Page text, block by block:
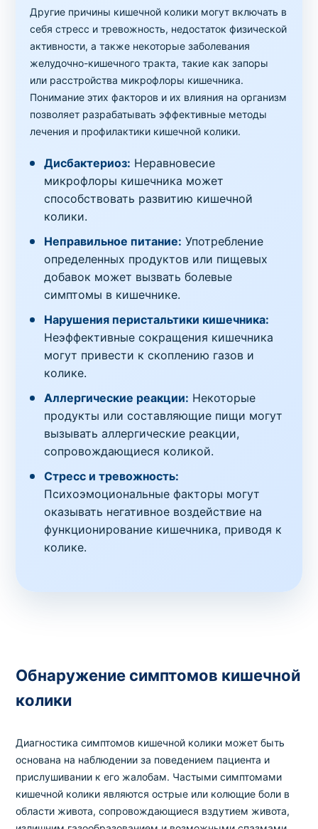
Другие причины кишечной колики могут включать в
себя стресс и тревожность, недостаток физической
активности, а также некоторые заболевания
желудочно-кишечного тракта, такие как запоры
или расстройства микрофлоры кишечника.
Понимание этих факторов и их влияния на организм
позволяет разрабатывать эффективные методы
лечения и профилактики кишечной колики.
Дисбактериоз: Неравновесие
микрофлоры кишечника может
способствовать развитию кишечной
колики.
Неправильное питание: Употребление
определенных продуктов или пищевых
добавок может вызвать болевые
симптомы в кишечнике.
Нарушения перистальтики кишечника:
Неэффективные сокращения кишечника
могут привести к скоплению газов и
колике.
Аллергические реакции: Некоторые
продукты или составляющие пищи могут
вызывать аллергические реакции,
сопровождающиеся коликой.
Стресс и тревожность:
Психоэмоциональные факторы могут
оказывать негативное воздействие на
функционирование кишечника, приводя к
колике.
Обнаружение симптомов кишечной
колики
Диагностика симптомов кишечной колики может быть
основана на наблюдении за поведением пациента и
прислушивании к его жалобам. Частыми симптомами
кишечной колики являются острые или колющие боли в
области живота, сопровождающиеся вздутием живота,